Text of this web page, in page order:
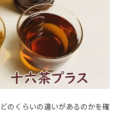
のくらいの違いがあるのかを確